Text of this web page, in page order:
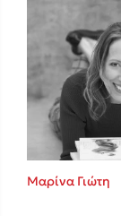
Μαρίνα Γιώτη